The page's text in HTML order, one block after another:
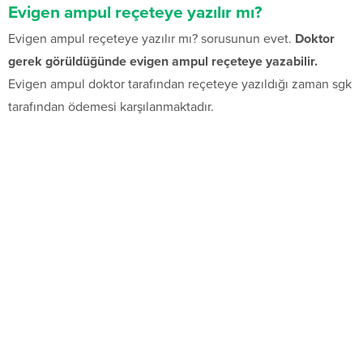
Evigen ampul reçeteye yazılır mı?
Evigen ampul reçeteye yazılır mı? sorusunun evet. Doktor
gerek görüldüğünde evigen ampul reçeteye yazabilir.
Evigen ampul doktor tarafından reçeteye yazıldığı zaman sgk
tarafından ödemesi karşılanmaktadır.